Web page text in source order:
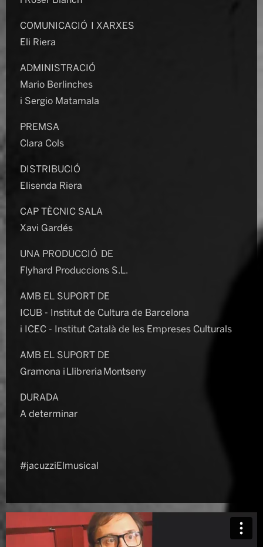
COMUNICACIÓ I XARXES
Eli Riera
ADMINISTRACIÓ
Mario Berlinches
i Sergio Matamala
PREMSA
Clara Cols
DISTRIBUCIÓ
Elisenda Riera
CAP TÈCNIC SALA
Xavi Gardés
UNA PRODUCCIÓ DE
Flyhard Produccions S.L.
AMB EL SUPORT DE
ICUB - Institut de Cultura de Barcelona
i ICEC - Institut Català de les Empreses Culturals
AMB EL SUPORT DE
Gramona i Llibreria Montseny
DURADA
A determinar
#jacuzziElmusical